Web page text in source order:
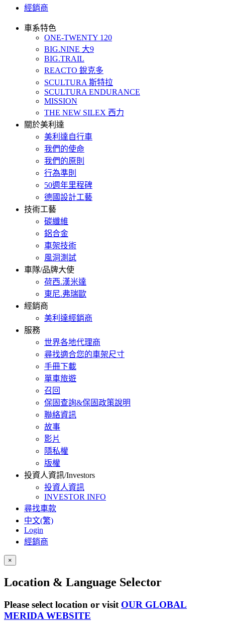
經銷商
車系特色
ONE-TWENTY 120
BIG.NINE 大9
BIG.TRAIL
REACTO 銳克多
SCULTURA 斯特拉
SCULTURA ENDURANCE
MISSION
THE NEW SILEX 西力
關於美利達
美利達自行車
我們的使命
我們的原則
行為準則
50週年里程碑
德國設計工藝
技術工藝
碳纖維
鋁合金
車架技術
風洞測試
車隊/品牌大使
荷西.漢米達
東尼.弗瑞歐
經銷商
美利達經銷商
服務
世界各地代理商
尋找適合您的車架尺寸
手冊下載
單車旅遊
召回
保固查詢&保固政策說明
聯絡資訊
故事
影片
隱私權
版權
投資人資訊/Investors
投資人資訊
INVESTOR INFO
尋找車款
中文(繁)
Login
經銷商
×
Location & Language Selector
Please select location or visit OUR GLOBAL
MERIDA WEBSITE